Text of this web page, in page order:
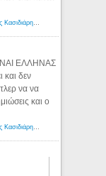
Αμερικανοί ρατσιστές αναρωτιούνται αν ο Ηλίας Κασιδιάρης ανήκει στη λευκή φυλή... - Λόγιος Ερμής
ΕΛΛΗΝΑΣ
και δεν
να να
και ο
Αμερικανοί ρατσιστές αναρωτιούνται αν ο Ηλίας Κασιδιάρης ανήκει στη λευκή φυλή... - Λόγιος Ερμής